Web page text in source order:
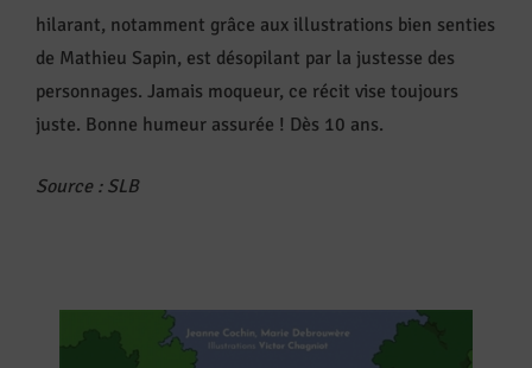
hilarant, notamment grâce aux illustrations bien senties
de Mathieu Sapin, est désopilant par la justesse des
personnages. Jamais moqueur, ce récit vise toujours
juste. Bonne humeur assurée ! Dès 10 ans.
Source : SLB